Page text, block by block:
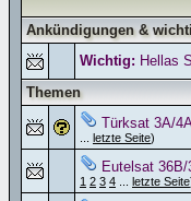
Ankündigungen &
Wichtig: Hellas
Themen
Türksat 3A/
letzte Seite)
Eutelsat 36B/
1 2 3 4 letzte Seite